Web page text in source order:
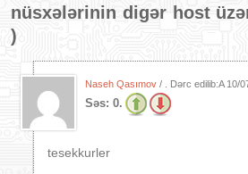
nüsxələrinin digər host
)
Naseh Qasımov / . Dərc edilib:A 10/
Səs: 0.
tesekkurler